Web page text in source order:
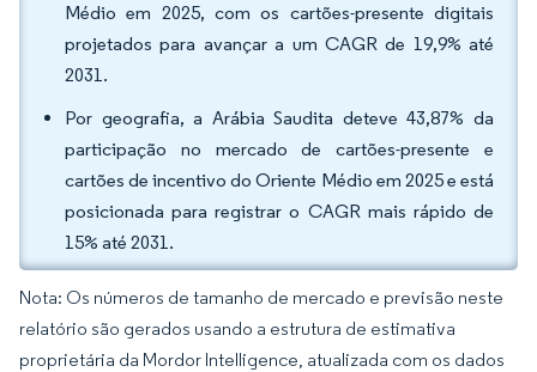
Médio em 2025, com os cartões-presente digitais
projetados para avançar a um CAGR de 19,9% até
2031.
Por geografia, a Arábia Saudita deteve 43,87% da
participação no mercado de cartões-presente e
cartões de incentivo do Oriente Médio em 2025 e está
posicionada para registrar o CAGR mais rápido de
15% até 2031.
Nota: Os números de tamanho de mercado e previsão neste
relatório são gerados usando a estrutura de estimativa
proprietária da Mordor Intelligence, atualizada com os dados